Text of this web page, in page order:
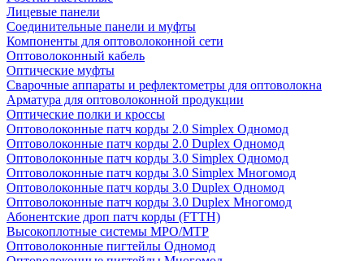
Лицевые панели
Соединительные панели и муфты
Компоненты для оптоволоконной сети
Оптоволоконный кабель
Оптические муфты
Сварочные аппараты и рефлектометры для оптоволокна
Арматура для оптоволоконной продукции
Оптические полки и кроссы
Оптоволоконные патч корды 2.0 Simplex Одномод
Оптоволоконные патч корды 2.0 Duplex Одномод
Оптоволоконные патч корды 3.0 Simplex Одномод
Оптоволоконные патч корды 3.0 Simplex Многомод
Оптоволоконные патч корды 3.0 Duplex Одномод
Оптоволоконные патч корды 3.0 Duplex Многомод
Абонентские дроп патч корды (FTTH)
Высокоплотные системы MPO/MTP
Оптоволоконные пигтейлы Одномод